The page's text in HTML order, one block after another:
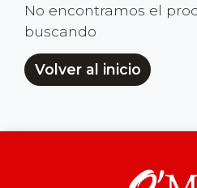
No encontramos el
buscando
Volver al inicio